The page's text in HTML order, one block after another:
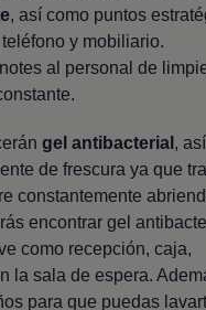
, así como puntos
y mobiliario.
al personal de
gel antibacterial ,
de frescura ya que
constantemente
encontrar gel
como recepción, caja,
la sala de espera.
para que puedas